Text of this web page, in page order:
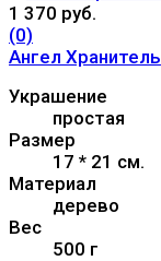
1 370 руб.
(0)
Ангел Хранитель
Украшение
простая
Размер
17 * 21 см.
Материал
дерево
Вес
500 г